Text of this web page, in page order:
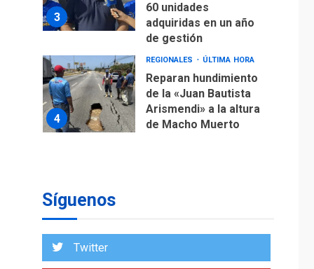
3
60 unidades
adquiridas en un año
de gestión
4
REGIONALES ÚLTIMA HORA
Reparan hundimiento
de la «Juan Bautista
Arismendi» a la altura
de Macho Muerto
Síguenos
Twitter